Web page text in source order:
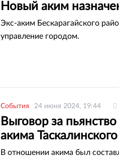
Новый аким
Экс-аким Бескарагайского
управление городом.
События 24 июня 2024, 19:44
Выговор за
акима
В отношении акима был